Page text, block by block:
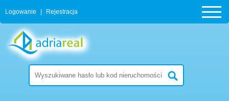
Logowanie Rejestracja